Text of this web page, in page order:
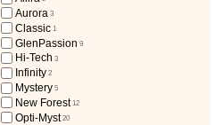
Aurora 3
Classic 1
GlenPassion 9
Hi-Tech 3
Infinity 2
Mystery 5
New Forest 12
Opti-Myst 20